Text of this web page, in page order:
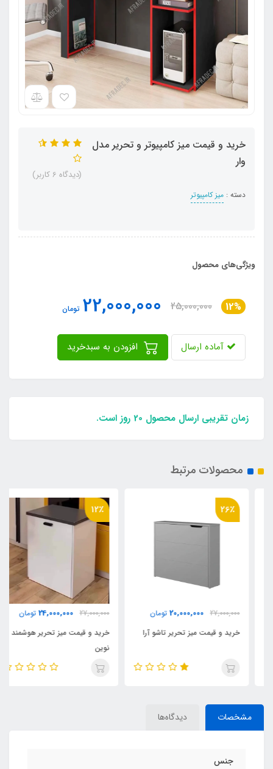
خرید و قیمت میز کامپیوتر و تحریر مدل
وار
دسته : میز کامپیوتر
(دیدگاه 6 کاربر)
ویژگی‌های محصول
12%
25,000,000
22,000,000 تومان
آماده ارسال
زمان تقریبی ارسال محصول 20 روز است.
محصولات مرتبط
26٪
27,000,000
20,000,000 تومان
خرید و قیمت میز تحریر تاشو آرا
12٪
27,000,000
24,000,000 تومان
خرید و قیمت میز تحریر هوشمند
مشخصات دیدگاه‌ها
جنس